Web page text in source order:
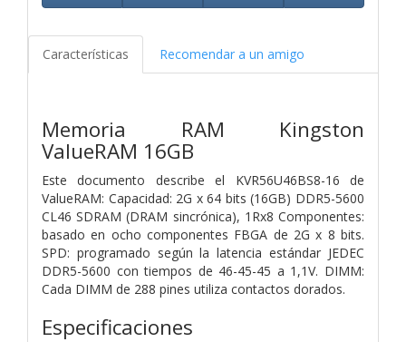
Características Recomendar a un amigo
Memoria RAM Kingston
ValueRAM 16GB
Este documento describe el KVR56U46BS8-16 de
ValueRAM: Capacidad: 2G x 64 bits (16GB) DDR5-5600
CL46 SDRAM (DRAM sincrónica), 1Rx8 Componentes:
basado en ocho componentes FBGA de 2G x 8 bits.
SPD: programado según la latencia estándar JEDEC
DDR5-5600 con tiempos de 46-45-45 a 1,1V. DIMM:
Cada DIMM de 288 pines utiliza contactos dorados.
Especificaciones